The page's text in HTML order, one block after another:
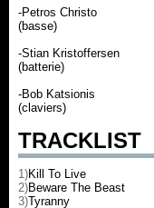
-Petros Christo
(basse)
-Stian Kristoffersen
(batterie)
-Bob Katsionis
(claviers)
TRACKLIST
1)Kill To Live
2)Beware The Beast
3)Tyranny